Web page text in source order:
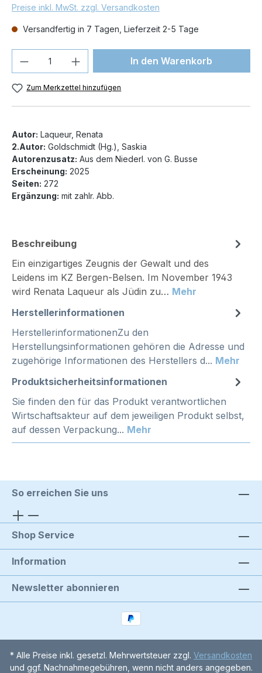
Preise inkl. MwSt. zzgl. Versandkosten
Versandfertig in 7 Tagen, Lieferzeit 2-5 Tage
Produkt Anzahl: Gib denIn den Warenkorb
Zum Merkzettel hinzufügen
Autor: Laqueur, Renata
2.Autor: Goldschmidt (Hg.), Saskia
Autorenzusatz: Aus dem Niederl. von G. Busse
Erscheinung: 2025
Seiten: 272
Ergänzung: mit zahlr. Abb.
Beschreibung
Ein einzigartiges Zeugnis der Gewalt und des
Leidens im KZ Bergen-Belsen. Im November 1943
wird Renata Laqueur als Jüdin zu… Mehr
Herstellerinformationen
HerstellerinformationenZu den
Herstellungsinformationen gehören die Adresse und
zugehörige Informationen des Herstellers d... Mehr
Produktsicherheitsinformationen
Sie finden den für das Produkt verantwortlichen
Wirtschaftsakteur auf dem jeweiligen Produkt selbst,
auf dessen Verpackung... Mehr
So erreichen Sie uns
Shop Service
Information
Newsletter abonnieren
* Alle Preise inkl. gesetzl. Mehrwertsteuer zzgl. Versandkosten
und ggf. Nachnahmegebühren, wenn nicht anders angegeben.